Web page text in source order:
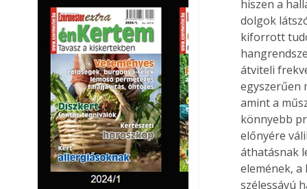
tárolható h
hiszen a
dolgok
kiforrott
átviteli
egyszerűen
amint a
könnyebb
előnyére
áthatásnak
elemének,
szélessávú